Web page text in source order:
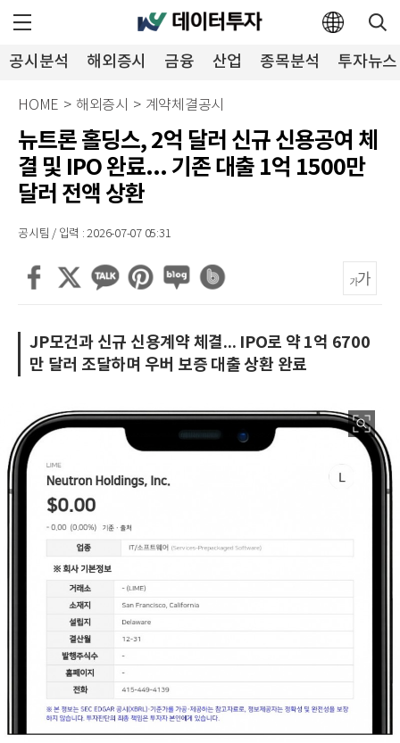
공시분석 해외증시 금융 산업 종목분석 투자뉴스
HOME > 해외증시 > 계약체결공시
뉴트론 홀딩스, 2억 달러 신규 신용공여 체
결 및 IPO 완료... 기존 대출 1억 1500만
달러 전액 상환
공시팀 / 입력 : 2026-07-07 05:31
JP모건과 신규 신용계약 체결... IPO로 약 1억 6700
만 달러 조달하며 우버 보증 대출 상환 완료